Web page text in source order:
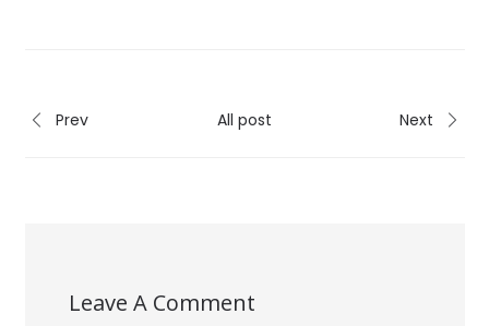
Prev All post Next
Leave A Comment